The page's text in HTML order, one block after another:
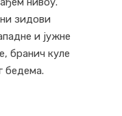
зидови
и јужне
бранич куле
бедема.